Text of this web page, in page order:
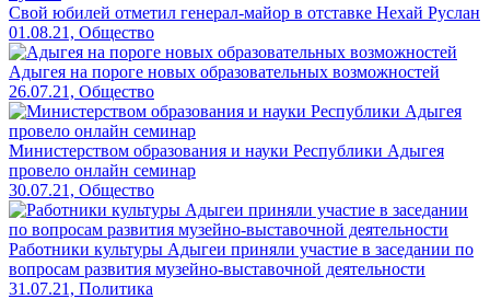
Свой юбилей отметил генерал-майор в отставке Нехай Руслан
01.08.21, Общество
Адыгея на пороге новых образовательных возможностей
26.07.21, Общество
Министерством образования и науки Республики Адыгея
провело онлайн семинар
30.07.21, Общество
Работники культуры Адыгеи приняли участие в заседании по
вопросам развития музейно-выставочной деятельности
31.07.21, Политика